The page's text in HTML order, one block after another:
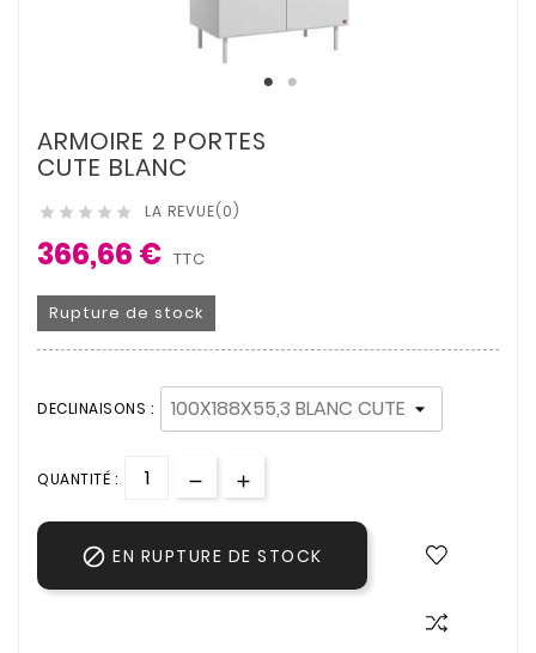
ARMOIRE 2 PORTES
CUTE BLANC
     LA REVUE(0)
366,66 € TTC
Rupture de stock
DECLINAISONS :
QUANTITÉ :
 EN RUPTURE DE STOCK